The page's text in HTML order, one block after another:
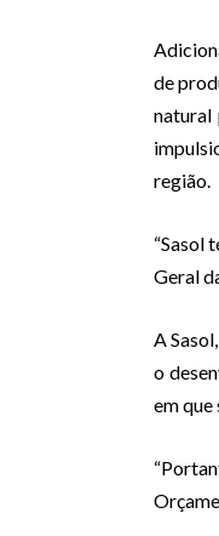
de
natural
região.
“Sasol
Geral
A
o
em que